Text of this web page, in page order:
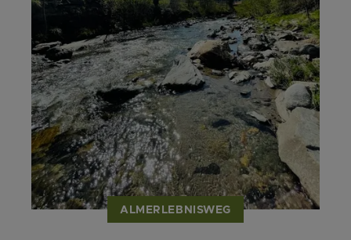
ALMERLEBNISWEG